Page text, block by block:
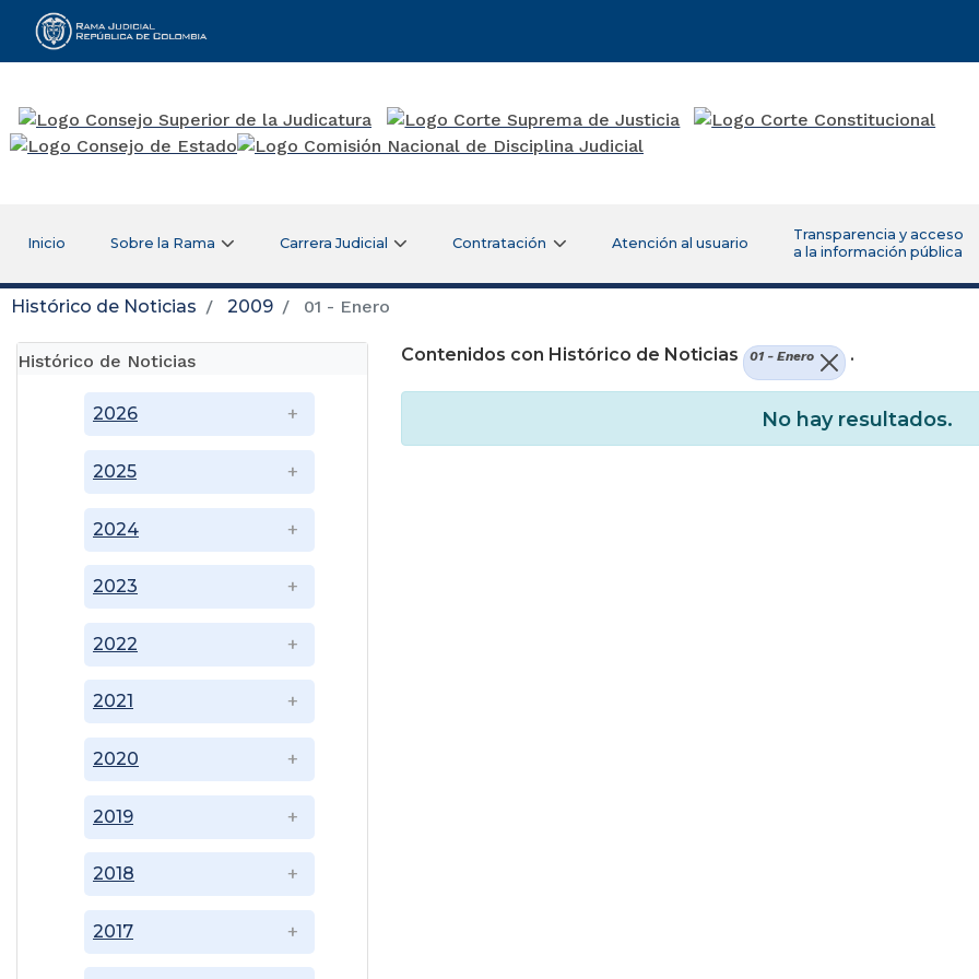
Rama Judicial
Inicio Sobre la Rama Carrera Judicial Contratación Atención al usuario
Transparencia y acceso
a la información pública
Histórico de Noticias 2009 01 - Enero
Histórico de Noticias
2017
2018
2019
2020
2021
2022
2023
2024
2025
2026
Contenidos con Histórico de Noticias 01 - Enero .
No hay resultados.